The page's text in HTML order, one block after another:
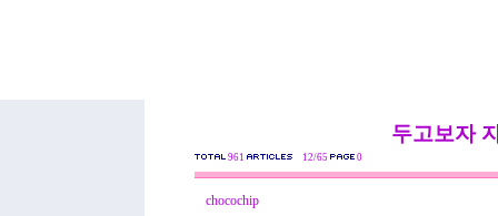
두고보자
961 12/65 0
chocochip